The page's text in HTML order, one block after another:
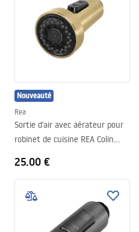
Nouveauté
Rea
Sortie d'air avec aérateur pour
robinet de cuisine REA Colin
25.00 €